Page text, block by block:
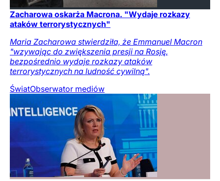
Zacharowa oskarża Macrona. "Wydaje rozkazy
ataków terrorystycznych"
Maria Zacharowa stwierdziła, że Emmanuel Macron
"wzywając do zwiększenia presji na Rosję,
bezpośrednio wydaje rozkazy ataków
terrorystycznych na ludność cywilną".
ŚwiatObserwator mediów